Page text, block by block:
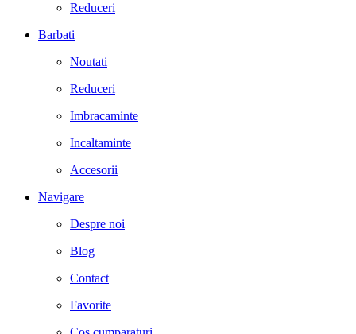
Reduceri
Barbati
Noutati
Reduceri
Imbracaminte
Incaltaminte
Accesorii
Navigare
Despre noi
Blog
Contact
Favorite